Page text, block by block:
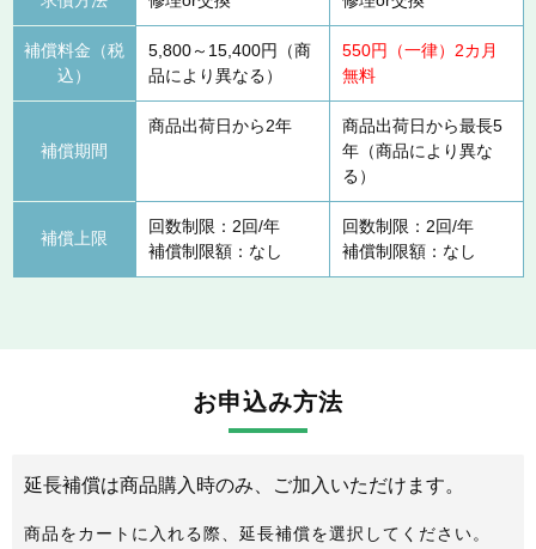
補償料金（税
込）
5,800～15,400円（商
品により異なる）
550円（一律）2カ月
無料
補償期間
商品出荷日から2年
商品出荷日から最長5
年（商品により異な
る）
補償上限
回数制限：2回/年
補償制限額：なし
回数制限：2回/年
補償制限額：なし
お申込み方法
延長補償は商品購入時のみ、ご加入いただけます。
商品をカートに入れる際、延長補償を選択してください。